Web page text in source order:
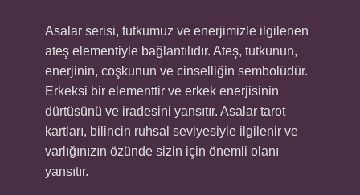
Asalar serisi, tutkumuz ve enerjimizle ilgilenen
ateş elementiyle bağlantılıdır. Ateş, tutkunun,
enerjinin, coşkunun ve cinselliğin sembolüdür.
Erkeksi bir elementtir ve erkek enerjisinin
dürtüsünü ve iradesini yansıtır. Asalar tarot
kartları, bilincin ruhsal seviyesiyle ilgilenir ve
varlığınızın özünde sizin için önemli olanı
yansıtır.